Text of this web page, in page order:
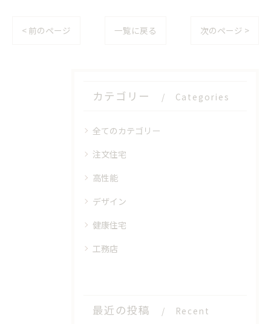
< 前のページ 一覧に戻る 次のページ >
カテゴリー Categories
全てのカテゴリー
注文住宅
高性能
デザイン
健康住宅
工務店
最近の投稿
Recent